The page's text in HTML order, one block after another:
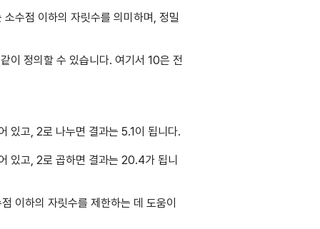
수점 이하의 자릿수를 의미하며, 정밀
정의할 수 있습니다. 여기서 10은 전
있고, 2로 나누면 결과는 5.1이 됩니다.
있고, 2로 곱하면 결과는 20.4가 됩니
이하의 자릿수를 제한하는 데 도움이